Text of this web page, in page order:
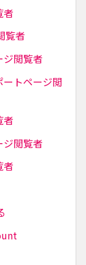
者
覧者
ジ閲覧者
トページ閲
者
ジ閲覧者
者